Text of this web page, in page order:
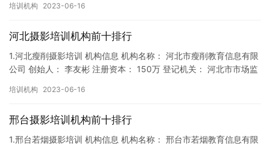
培训机构 2023-06-16
河北摄影培训机构前十排行
1.河北瘦削摄影培训 机构信息 机构名称： 河北市瘦削教育信息有限
公司 创始人： 李友彬 注册资本： 150万 登记机关： 河北市市场监
培训机构 2023-06-16
邢台摄影培训机构前十排行
1.邢台若烟摄影培训 机构信息 机构名称： 邢台市若烟教育信息有限